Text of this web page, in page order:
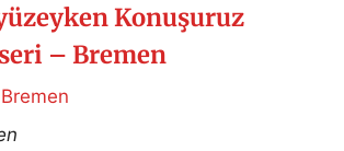
Konuşuruz
– Bremen